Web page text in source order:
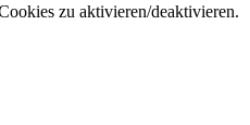
zu aktivieren/deaktivieren.